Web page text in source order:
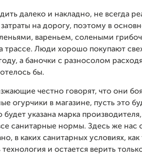
далеко и накладно, не всегда
на дорогу, поэтому в
вареньем, солеными
трассе. Люди хорошо покупают
а баночки с разносолом
бы.
честно говорят, что они
огурчики в магазине, пусть это
будет указана марка
санитарные нормы. Здесь же нас
в каких санитарных условиях,
и остается верить